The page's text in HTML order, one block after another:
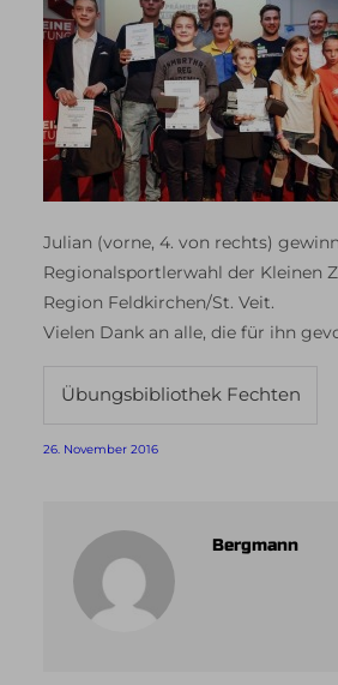
Julian (vorne, 4. von rechts)
Regionalsportlerwahl der Kleinen
Region Feldkirchen/St. Veit.
Vielen Dank an alle, die für ihn
Übungsbibliothek Fechten
26. November 2016
Bergmann